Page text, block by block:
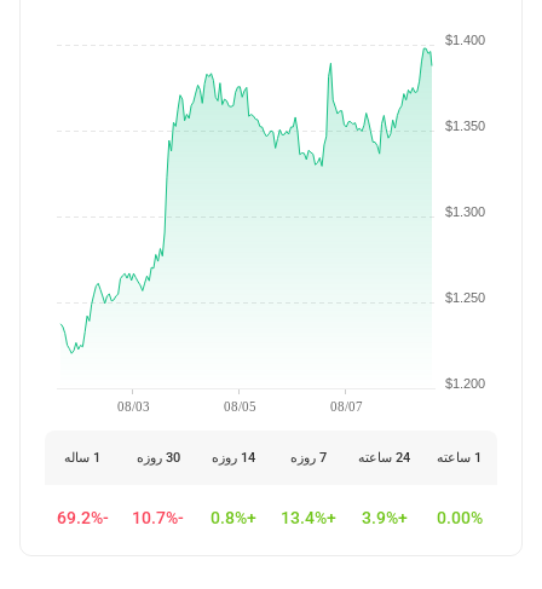
08/03 08/05 08/07
$1.200
$1.250
$1.300
$1.350
$1.400
1 ساعته 24 ساعته 7 روزه 14 روزه 30 روزه 1 ساله
0.00%
+3.9%
+13.4%
+0.8%
-10.7%
-69.2%